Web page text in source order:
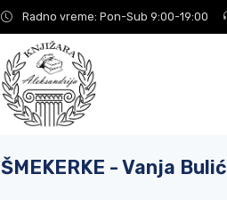
Radno vreme: Pon-Sub 9:00-19:00
ŠMEKERKE - Vanja Bulić